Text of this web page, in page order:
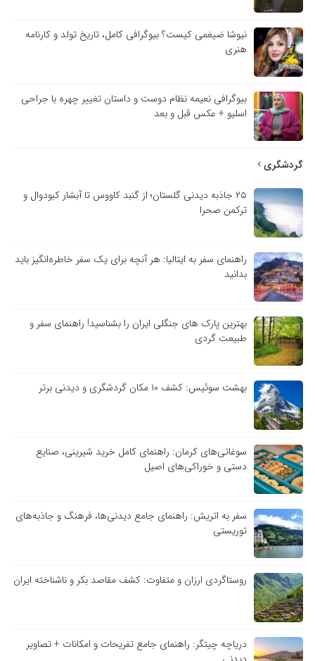
نیوشا ضیغمی کیست؟ بیوگرافی کامل، تاریخ تولد و کارنامه
هنری
بیوگرافی نعیمه نظام دوست و داستان تغییر چهره با جراحی
اسلیو + عکس قبل و بعد
گردشگری
۲۵ جاذبه دیدنی گلستان؛ از گنبد کاووس تا آبشار کبودوال و
ترکمن صحرا
راهنمای سفر به ایتالیا: هر آنچه برای یک سفر خاطره‌انگیز باید
بدانید
بهترین پارک های جنگلی ایران را بشناسید! راهنمای سفر و
طبیعت گردی
بهشت سوئیس: کشف ۱۰ مکان گردشگری و دیدنی برتر
سوغاتی‌های کرمان: راهنمای کامل خرید شیرینی، صنایع
دستی و خوراکی‌های اصیل
سفر به اتریش: راهنمای جامع دیدنی‌ها، فرهنگ و جاذبه‌های
توریستی
روستاگردی ارزان و متفاوت: کشف مقاصد بکر و ناشناخته ایران
دریاچه چیتگر: راهنمای جامع تفریحات و امکانات + تصاویر